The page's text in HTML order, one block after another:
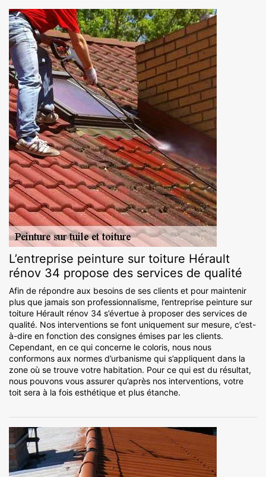
L’entreprise peinture sur toiture Hérault
rénov 34 propose des services de qualité
Afin de répondre aux besoins de ses clients et pour maintenir
plus que jamais son professionnalisme, l’entreprise peinture sur
toiture Hérault rénov 34 s’évertue à proposer des services de
qualité. Nos interventions se font uniquement sur mesure, c’est-
à-dire en fonction des consignes émises par les clients.
Cependant, en ce qui concerne le coloris, nous nous
conformons aux normes d’urbanisme qui s’appliquent dans la
zone où se trouve votre habitation. Pour ce qui est du résultat,
nous pouvons vous assurer qu’après nos interventions, votre
toit sera à la fois esthétique et plus étanche.